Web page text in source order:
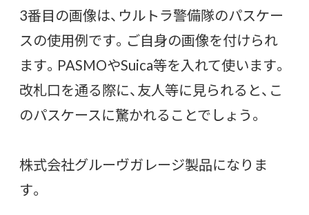
3番目の画像は、ウルトラ警備隊のパスケー
スの使用例です。ご自身の画像を付けられ
ます。PASMOやSuica等を入れて使います。
改札口を通る際に、友人等に見られると、こ
のパスケースに驚かれることでしょう。
株式会社グルーヴガレージ製品になりま
す。